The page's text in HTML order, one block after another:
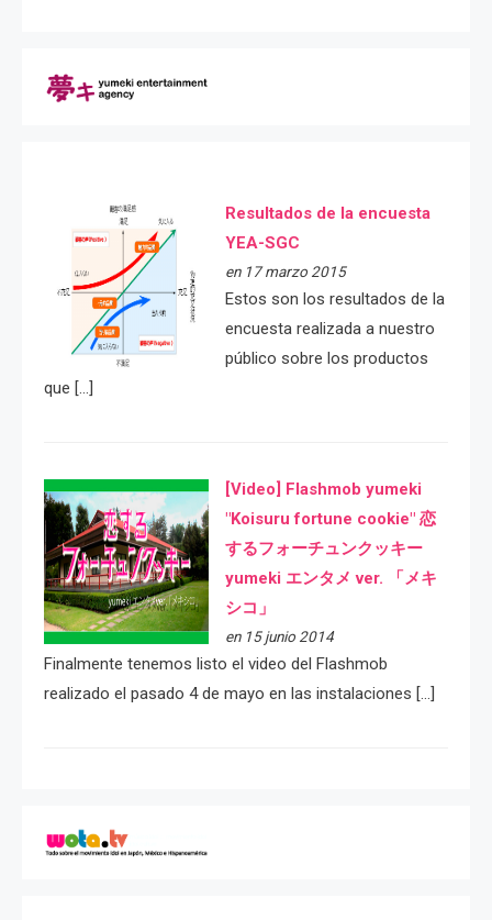
Resultados de la encuesta
YEA-SGC
en 17 marzo 2015
Estos son los resultados de la
encuesta realizada a nuestro
público sobre los productos
que […]
[Video] Flashmob yumeki
"Koisuru fortune cookie" 恋
するフォーチュンクッキー
yumeki エンタメ ver. 「メキ
シコ」
en 15 junio 2014
Finalmente tenemos listo el video del Flashmob
realizado el pasado 4 de mayo en las instalaciones […]